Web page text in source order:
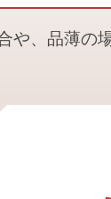
や、品薄の